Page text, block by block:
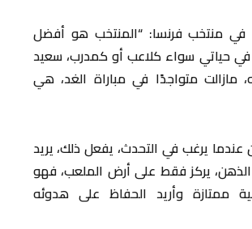
منتخب فرنسا: “المنتخب هو أفضل
حياتي سواء كلاعب أو كمدرب، سعيد
مازالت متواجدًا في مباراة الغد، هي
عندما يرغب في التحدث، يفعل ذلك، يريد
الذهن، يركز فقط على أرض الملعب، فهو
ممتازة وأريد الحفاظ على هدوئه